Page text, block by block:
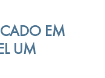
EM
UM